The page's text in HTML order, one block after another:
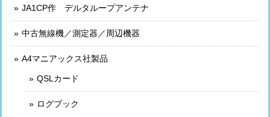
JA1CP作 デルタループアンテナ
中古無線機／測定器／周辺機器
A4マニアックス社製品
QSLカード
ログブック